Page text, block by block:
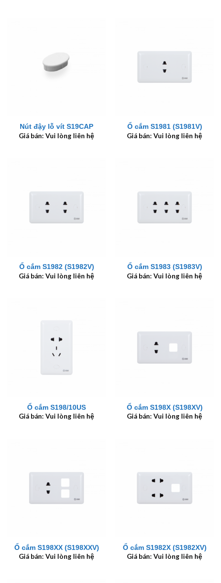
Nút đậy lỗ vít S19CAP
Giá bán: Vui lòng liên hệ
Ổ cắm S1981 (S1981V)
Giá bán: Vui lòng liên hệ
Ổ cắm S1982 (S1982V)
Giá bán: Vui lòng liên hệ
Ổ cắm S1983 (S1983V)
Giá bán: Vui lòng liên hệ
Ổ cắm S198/10US
Giá bán: Vui lòng liên hệ
Ổ cắm S198X (S198XV)
Giá bán: Vui lòng liên hệ
Ổ cắm S198XX (S198XXV)
Giá bán: Vui lòng liên hệ
Ổ cắm S1982X (S1982XV)
Giá bán: Vui lòng liên hệ